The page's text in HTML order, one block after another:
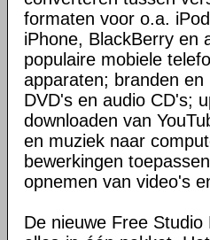
formaten voor o.a.
iPhone, BlackBerry en
populaire mobiele
apparaten; branden en
DVD's en audio CD's;
downloaden van
en muziek naar
bewerkingen
opnemen van video's
De nieuwe Free